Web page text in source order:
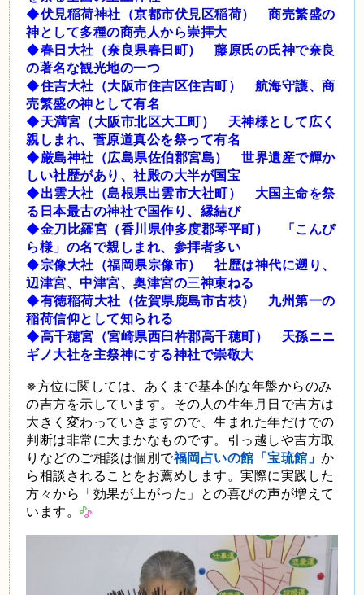
◆伏見稲荷神社（京都市伏見区稲荷） 商売繁盛の
神として多種の商売人から崇拝大
◆春日大社（奈良県春日町） 藤原氏の氏神で奈良
の著名な観光地の一つ
◆住吉大社（大阪市住吉区住吉町） 航海守護、商
売繁盛の神として有名
◆天満宮（大阪市北区大工町） 天神様として広く
親しまれ、菅原道真公を祭って有名
◆厳島神社（広島県佐伯郡宮島） 世界遺産で輝か
しい社歴があり、社殿の大半が国宝
◆出雲大社（島根県出雲市大社町） 大国主命を祭
る日本最古の神社で国作り、縁結び
◆金刀比羅宮（香川県仲多度郡琴平町） 「こんぴ
ら様」の名で親しまれ、参拝者多い
◆宗像大社（福岡県宗像市） 社歴は神代に遡り、
辺津宮、中津宮、奥津宮の三神束ねる
◆有徳稲荷大社（佐賀県鹿島市古枝） 九州第一の
稲荷信仰として知られる
◆高千穂宮（宮崎県西臼杵郡高千穂町） 天孫ニニ
ギノ大社を主祭神にする神社で崇敬大
※方位に関しては、あくまで基本的な年盤からのみ
の吉方を示しています。その人の生年月日で吉方は
大きく変わっていきますので、生まれた年だけでの
判断は非常に大まかなものです。引っ越しや吉方取
りなどのご相談は個別で福岡占いの館「宝琉館」か
ら相談されることをお薦めします。実際に実践した
方々から「効果が上がった」との喜びの声が増えて
います。